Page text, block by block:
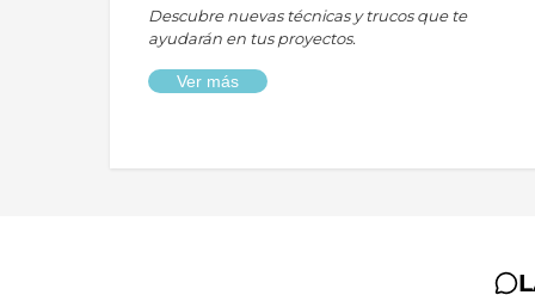
Descubre nuevas técnicas y trucos que te
ayudarán en tus proyectos.
Ver más